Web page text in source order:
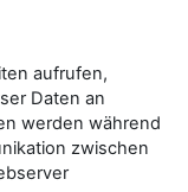
aufrufen,
Daten an
werden während
zwischen